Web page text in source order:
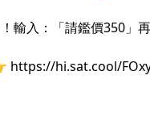
輸入：「請鑑價350」
https://hi.sat.cool/